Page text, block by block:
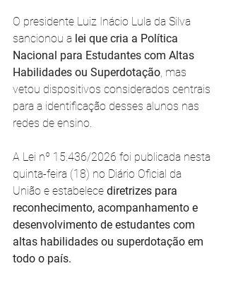
O presidente Luiz Inácio Lula da Silva
sancionou a lei que cria a Política
Nacional para Estudantes com Altas
Habilidades ou Superdotação, mas
vetou dispositivos considerados centrais
para a identificação desses alunos nas
redes de ensino.
A Lei nº 15.436/2026 foi publicada nesta
quinta-feira (18) no Diário Oficial da
União e estabelece diretrizes para
reconhecimento, acompanhamento e
desenvolvimento de estudantes com
altas habilidades ou superdotação em
todo o país.